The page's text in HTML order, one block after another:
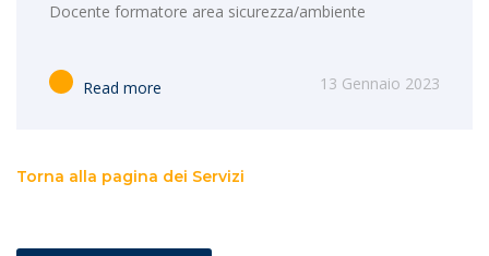
Docente formatore area sicurezza/ambiente
Read more 13 Gennaio 2023
Torna alla pagina dei Servizi